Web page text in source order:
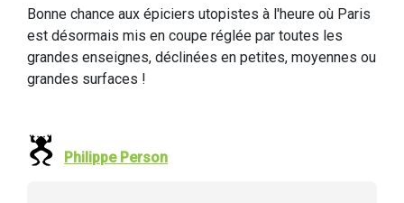
Bonne chance aux épiciers utopistes à l'heure où Paris
est désormais mis en coupe réglée par toutes les
grandes enseignes, déclinées en petites, moyennes ou
grandes surfaces !
Philippe Person